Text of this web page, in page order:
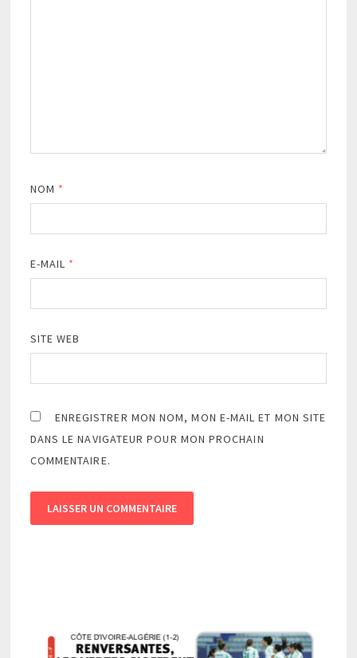
NOM *
E-MAIL *
SITE WEB
ENREGISTRER MON NOM, MON E-MAIL ET MON SITE
DANS LE NAVIGATEUR POUR MON PROCHAIN
COMMENTAIRE.